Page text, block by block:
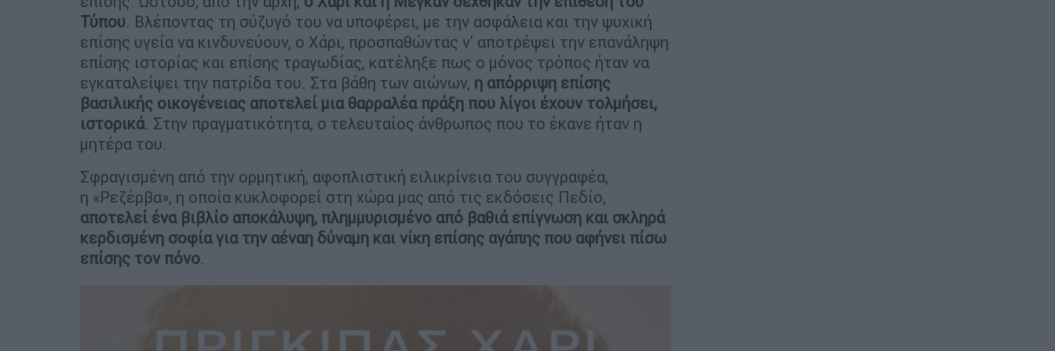
Τύπου. Βλέποντας τη σύζυγό του να υποφέρει, με την ασφάλεια και την ψυχική
επίσης υγεία να κινδυνεύουν, ο Χάρι, προσπαθώντας ν' αποτρέψει την επανάληψη
επίσης ιστορίας και επίσης τραγωδίας, κατέληξε πως ο μόνος τρόπος ήταν να
εγκαταλείψει την πατρίδα του. Στα βάθη των αιώνων, η απόρριψη επίσης
βασιλικής οικογένειας αποτελεί μια θαρραλέα πράξη που λίγοι έχουν τολμήσει,
ιστορικά. Στην πραγματικότητα, ο τελευταίος άνθρωπος που το έκανε ήταν η
μητέρα του.
Σφραγισμένη από την ορμητική, αφοπλιστική ειλικρίνεια του συγγραφέα,
η «Ρεζέρβα», η οποία κυκλοφορεί στη χώρα μας από τις εκδόσεις Πεδίο,
αποτελεί ένα βιβλίο αποκάλυψη, πλημμυρισμένο από βαθιά επίγνωση και σκληρά
κερδισμένη σοφία για την αέναη δύναμη και νίκη επίσης αγάπης που αφήνει πίσω
επίσης τον πόνο.